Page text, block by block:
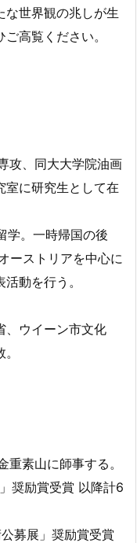
な世界観の兆しが生
高覧ください。​
攻、同大大学院油画
室に研究生として在
学。一時帰国の後
ーストリアを中心に
動を行う。
、ウイーン市文化
素山に師事する。
奨励賞受賞 以降計6
募展」奨励賞受賞